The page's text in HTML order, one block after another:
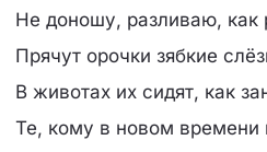
Не доношу, разливаю,
Прячут орочки зябкие
В животах их сидят, как
Те, кому в новом времени